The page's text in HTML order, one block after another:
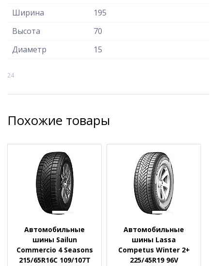
Ширина
195
Высота
70
Диаметр
15
24
Похожие товары
Автомобильные
шины Sailun
Commercio 4 Seasons
215/65R16C 109/107T
Автомобильные
шины Lassa
Competus Winter 2+
225/45R19 96V